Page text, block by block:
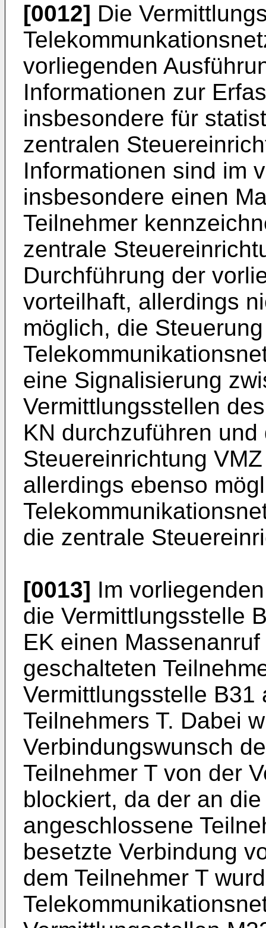
[0012] Die
vorliegenden
Informationen zur
insbesondere für
zentralen
Informationen sind im
insbesondere einen
Teilnehmer
zentrale
Durchführung der
vorteilhaft, allerdings
möglich, die
eine Signalisierung
Vermittlungsstellen
KN durchzuführen
Steuereinrichtung
allerdings ebenso
die zentrale
[0013] Im
die Vermittlungsstelle
EK einen
geschalteten
Vermittlungsstelle B31
Teilnehmers T. Dabei
Verbindungswunsch
Teilnehmer T von der
blockiert, da der an
angeschlossene
besetzte Verbindung
dem Teilnehmer T